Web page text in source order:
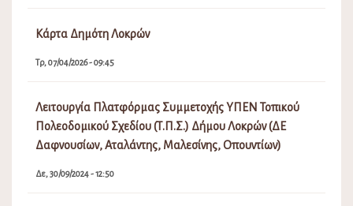
Κάρτα Δημότη Λοκρών
Τρ, 07/04/2026 - 09:45
Λειτουργία Πλατφόρμας Συμμετοχής ΥΠΕΝ Τοπικού
Πολεοδομικού Σχεδίου (Τ.Π.Σ.) Δήμου Λοκρών (ΔΕ
Δαφνουσίων, Αταλάντης, Μαλεσίνης, Οπουντίων)
Δε, 30/09/2024 - 12:50